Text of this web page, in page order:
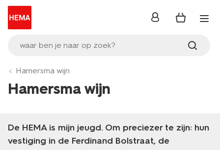
waar ben je naar op zoek?
inloggen
Hamersma wijn
Hamersma wijn
De HEMA is mijn jeugd. Om preciezer te zijn: hun
vestiging in de Ferdinand Bolstraat, de